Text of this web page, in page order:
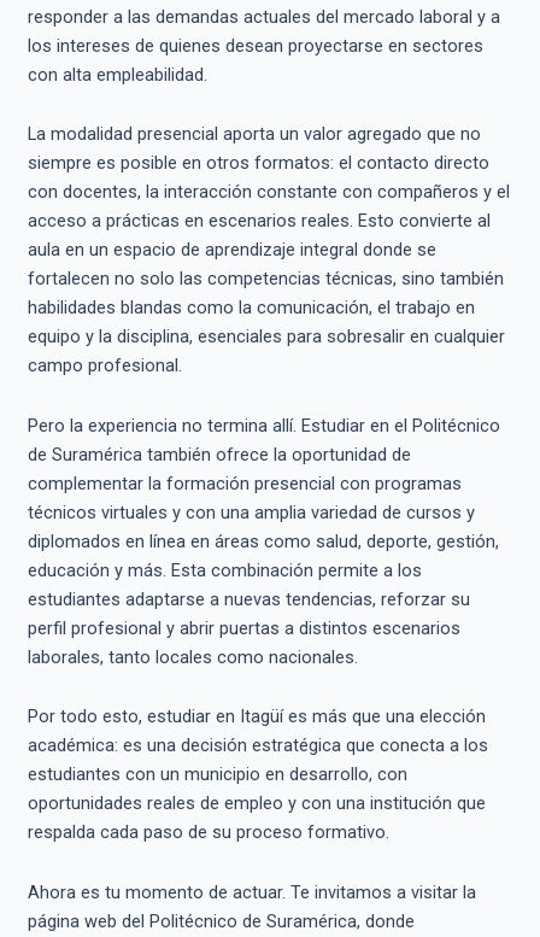
responder a las demandas actuales del mercado laboral y a
los intereses de quienes desean proyectarse en sectores
con alta empleabilidad.
La modalidad presencial aporta un valor agregado que no
siempre es posible en otros formatos: el contacto directo
con docentes, la interacción constante con compañeros y el
acceso a prácticas en escenarios reales. Esto convierte al
aula en un espacio de aprendizaje integral donde se
fortalecen no solo las competencias técnicas, sino también
habilidades blandas como la comunicación, el trabajo en
equipo y la disciplina, esenciales para sobresalir en cualquier
campo profesional.
Pero la experiencia no termina allí. Estudiar en el Politécnico
de Suramérica también ofrece la oportunidad de
complementar la formación presencial con programas
técnicos virtuales y con una amplia variedad de cursos y
diplomados en línea en áreas como salud, deporte, gestión,
educación y más. Esta combinación permite a los
estudiantes adaptarse a nuevas tendencias, reforzar su
perfil profesional y abrir puertas a distintos escenarios
laborales, tanto locales como nacionales.
Por todo esto, estudiar en Itagüí es más que una elección
académica: es una decisión estratégica que conecta a los
estudiantes con un municipio en desarrollo, con
oportunidades reales de empleo y con una institución que
respalda cada paso de su proceso formativo.
Ahora es tu momento de actuar. Te invitamos a visitar la
página web del Politécnico de Suramérica, donde